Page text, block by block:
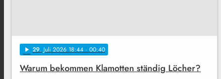
play_arrow 29. Juli 2026 18:44 · 00:40
Warum bekommen Klamotten ständig Löcher?